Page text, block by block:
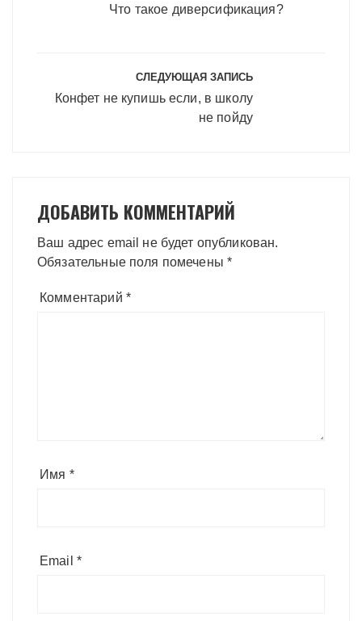
Что такое диверсификация?
СЛЕДУЮЩАЯ ЗАПИСЬ
Конфет не купишь если, в школу
не пойду
ДОБАВИТЬ КОММЕНТАРИЙ
Ваш адрес email не будет опубликован.
Обязательные поля помечены*
Комментарий *
Имя *
Email *